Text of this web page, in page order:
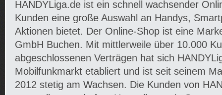
HANDYLiga.de ist ein schnell wachsender
Kunden eine große Auswahl an Handys,
Aktionen bietet. Der Online-Shop ist eine
GmbH Buchen. Mit mittlerweile über 10.000
abgeschlossenen Verträgen hat sich
Mobilfunkmarkt etabliert und ist seit seinem
2012 stetig am Wachsen. Die Kunden von